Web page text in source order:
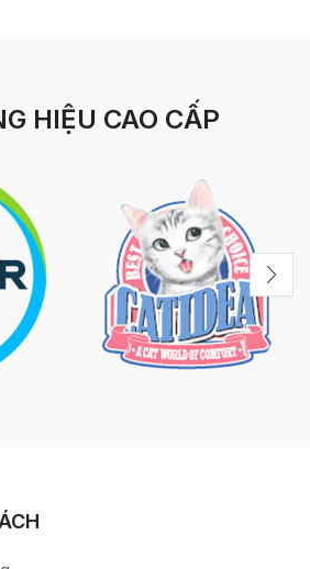
HIỆU CAO CẤP